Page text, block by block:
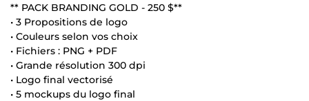
** PACK BRANDING GOLD - 250 $**
• 3 Propositions de logo
• Couleurs selon vos choix
• Fichiers : PNG + PDF
• Grande résolution 300 dpi
• Logo final vectorisé
• 5 mockups du logo final